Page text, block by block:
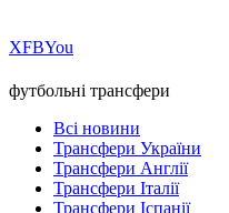
ХFBYou
футбольні трансфери
Всі новини
Трансфери України
Трансфери Англії
Трансфери Італії
Трансфери Іспанії